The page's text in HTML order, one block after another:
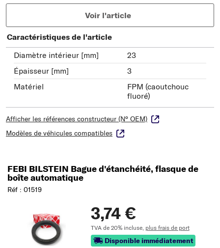
Voir l'article
Caractéristiques de l'article
Diamètre intérieur [mm]
23
Épaisseur [mm]
3
Matériel
FPM (caoutchouc
fluoré)
Afficher les références constructeur (N° OEM)
Modèles de véhicules compatibles
FEBI BILSTEIN Bague d'étanchéité, flasque de
boîte automatique
Réf : 01519
3,74 €
TVA de 20% incluse, plus frais de port
Disponible immédiatement